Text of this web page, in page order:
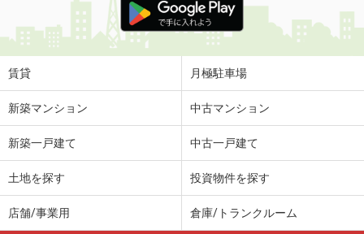
賃貸 月極駐車場
新築マンション 中古マンション
新築一戸建て 中古一戸建て
土地を探す 投資物件を探す
店舗/事業用 倉庫/トランクルーム